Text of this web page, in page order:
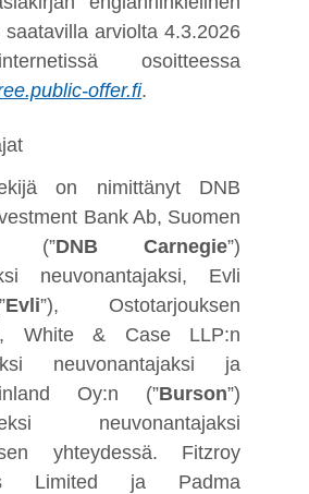
arviolta 4.3.2026
osoitteessa
offer.fi.
on nimittänyt DNB
Bank Ab, Suomen
(”DNB Carnegie”)
neuvonantajaksi, Evli
Evli”), Ostotarjouksen
White & Case LLP:n
neuvonantajaksi ja
Oy:n (”Burson”)
neuvonantajaksi
yhteydessä. Fitzroy
Limited ja Padma